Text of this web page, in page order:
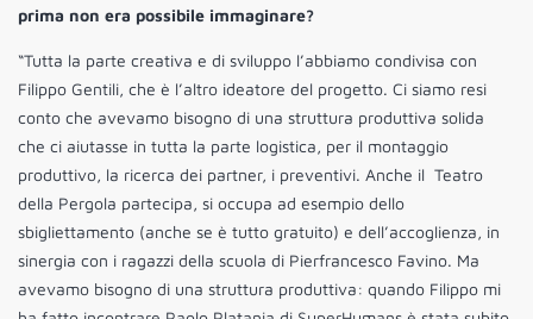
prima non era possibile immaginare?
“Tutta la parte creativa e di sviluppo l’abbiamo condivisa con
Filippo Gentili, che è l’altro ideatore del progetto. Ci siamo resi
conto che avevamo bisogno di una struttura produttiva solida
che ci aiutasse in tutta la parte logistica, per il montaggio
produttivo, la ricerca dei partner, i preventivi. Anche il Teatro
della Pergola partecipa, si occupa ad esempio dello
sbigliettamento (anche se è tutto gratuito) e dell’accoglienza, in
sinergia con i ragazzi della scuola di Pierfrancesco Favino. Ma
avevamo bisogno di una struttura produttiva: quando Filippo mi